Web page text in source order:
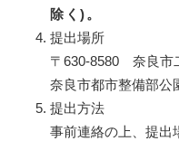
除く)。
提出場所
〒630-8580 奈良市
奈良市都市整備部公
提出方法
事前連絡の上、提出